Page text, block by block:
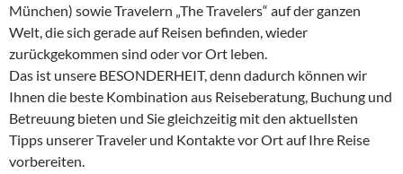
München) sowie Travelern „The Travelers“ auf der ganzen
Welt, die sich gerade auf Reisen befinden, wieder
zurückgekommen sind oder vor Ort leben.
Das ist unsere BESONDERHEIT, denn dadurch können wir
Ihnen die beste Kombination aus Reiseberatung, Buchung und
Betreuung bieten und Sie gleichzeitig mit den aktuellsten
Tipps unserer Traveler und Kontakte vor Ort auf Ihre Reise
vorbereiten.